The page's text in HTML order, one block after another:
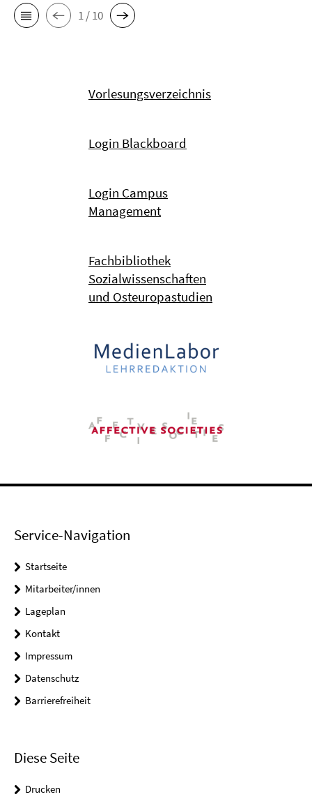
1 / 10
Vorlesungsverzeichnis
Login Blackboard
Login Campus
Management
Fachbibliothek
Sozialwissenschaften
und Osteuropastudien
Service-Navigation
Startseite
Mitarbeiter/innen
Lageplan
Kontakt
Impressum
Datenschutz
Barrierefreiheit
Diese Seite
Drucken